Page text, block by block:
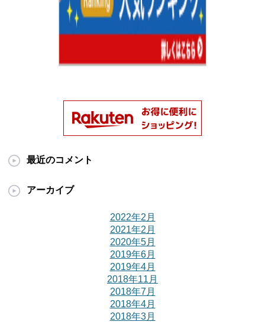
最近のコメント
アーカイブ
2022年2月
2021年2月
2020年5月
2019年6月
2019年4月
2018年11月
2018年7月
2018年4月
2018年3月